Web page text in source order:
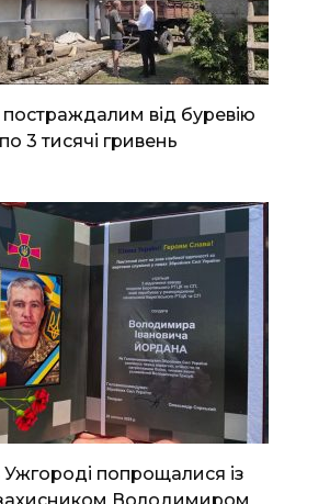
постраждалим від буревію
3 тисячі гривень
Ужгороді попрощалися із
Володимиром